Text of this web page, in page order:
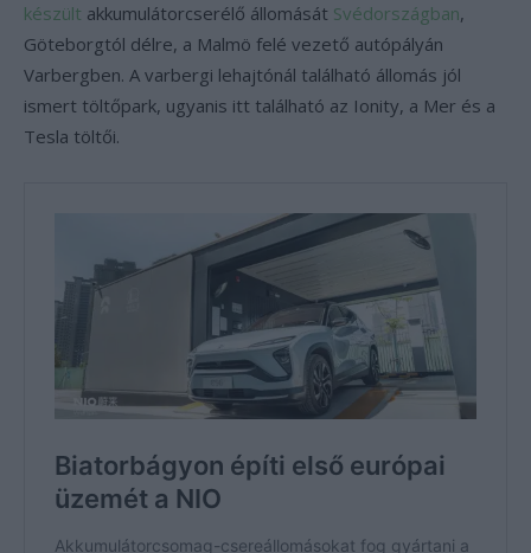
készült akkumulátorcserélő állomását Svédországban,
Göteborgtól délre, a Malmö felé vezető autópályán
Varbergben. A varbergi lehajtónál található állomás jól
ismert töltőpark, ugyanis itt található az Ionity, a Mer és a
Tesla töltői.